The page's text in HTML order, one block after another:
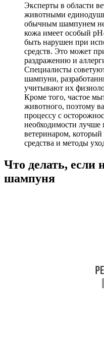
Эксперты в области
животными
обычным шампунем не
кожа имеет особый
быть нарушен при
средств. Это может
раздражению и
Специалисты
шампуни,
учитывают их
Кроме того, частое
животного, поэтому
процессу с
необходимости лучше
ветеринаром,
средства и методы
Что делать, если
шампуня